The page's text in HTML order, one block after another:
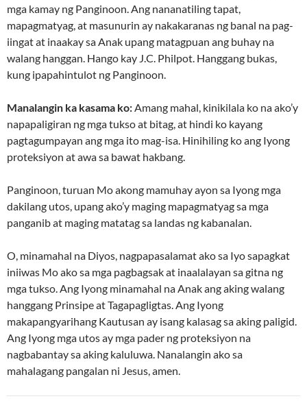
mga kamay ng Panginoon. Ang nananatiling tapat,
mapagmatyag, at masunurin ay nakakaranas ng banal na pag-
iingat at inaakay sa Anak upang matagpuan ang buhay na
walang hanggan. Hango kay J.C. Philpot. Hanggang bukas,
kung ipapahintulot ng Panginoon.
Manalangin ka kasama ko:Amang mahal, kinikilala ko na ako’y
napapaligiran ng mga tukso at bitag, at hindi ko kayang
pagtagumpayan ang mga ito mag-isa. Hinihiling ko ang Iyong
proteksiyon at awa sa bawat hakbang.
Panginoon, turuan Mo akong mamuhay ayon sa Iyong mga
dakilang utos, upang ako’y maging mapagmatyag sa mga
panganib at maging matatag sa landas ng kabanalan.
O, minamahal na Diyos, nagpapasalamat ako sa Iyo sapagkat
iniiwas Mo ako sa mga pagbagsak at inaalalayan sa gitna ng
mga tukso. Ang Iyong minamahal na Anak ang aking walang
hanggang Prinsipe at Tagapagligtas. Ang Iyong
makapangyarihang Kautusan ay isang kalasag sa aking paligid.
Ang Iyong mga utos ay mga pader ng proteksiyon na
nagbabantay sa aking kaluluwa. Nanalangin ako sa
mahalagang pangalan ni Jesus, amen.